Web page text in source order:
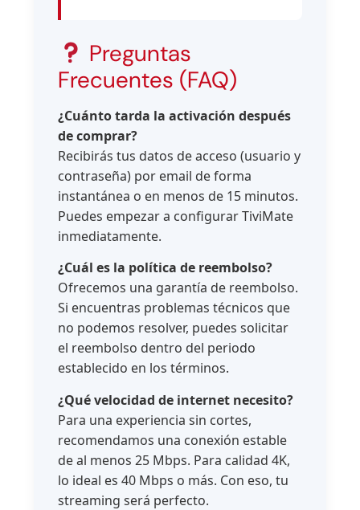
Preguntas
Frecuentes (FAQ)
¿Cuánto tarda la activación después
de comprar?
Recibirás tus datos de acceso (usuario y
contraseña) por email de forma
instantánea o en menos de 15 minutos.
Puedes empezar a configurar TiviMate
inmediatamente.
¿Cuál es la política de reembolso?
Ofrecemos una garantía de reembolso.
Si encuentras problemas técnicos que
no podemos resolver, puedes solicitar
el reembolso dentro del periodo
establecido en los términos.
¿Qué velocidad de internet necesito?
Para una experiencia sin cortes,
recomendamos una conexión estable
de al menos 25 Mbps. Para calidad 4K,
lo ideal es 40 Mbps o más. Con eso, tu
streaming será perfecto.